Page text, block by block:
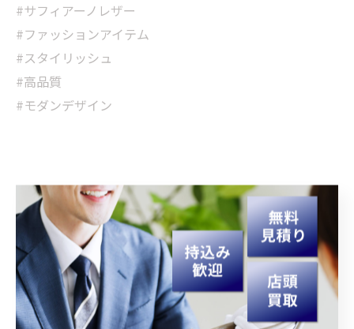
#サフィアーノレザー
#ファッションアイテム
#スタイリッシュ
#高品質
#モダンデザイン
< 前のページ 一覧に戻る 次のページ >
カテゴリー Categories